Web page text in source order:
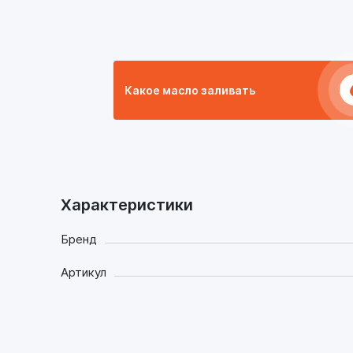
Какое масло заливать
Характеристики
Бренд
Артикул